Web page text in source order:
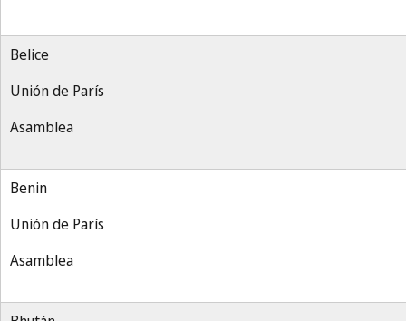
Belice
Unión de París
Asamblea
Benin
Unión de París
Asamblea